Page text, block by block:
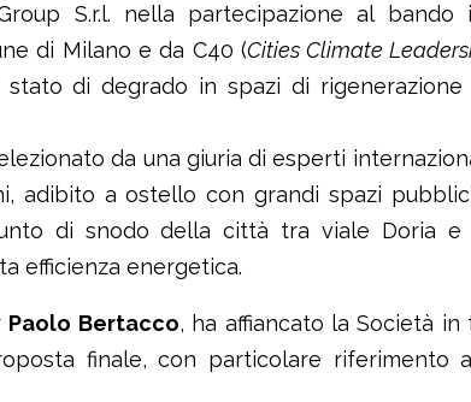
S.r.l. nella partecipazione al bando
di Milano e da C40 (Cities Climate
di degrado in spazi di
da una giuria di esperti
adibito a ostello con grandi spazi
di snodo della città tra viale Doria e
efficienza energetica.
Paolo Bertacco, ha affiancato la Società
finale, con particolare riferimento